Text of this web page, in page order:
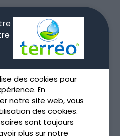
des cookies pour
En
notre site web, vous
des cookies.
sont toujours
plus sur notre